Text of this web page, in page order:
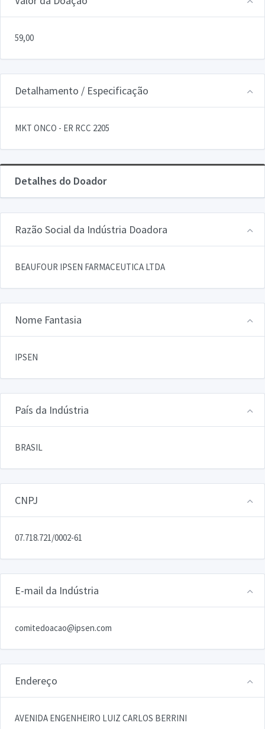
59,00
Detalhamento / Especificação
MKT ONCO - ER RCC 2205
Detalhes do Doador
Razão Social da Indústria Doadora
BEAUFOUR IPSEN FARMACEUTICA LTDA
Nome Fantasia
IPSEN
País da Indústria
BRASIL
CNPJ
07.718.721/0002-61
E-mail da Indústria
comitedoacao@ipsen.com
Endereço
AVENIDA ENGENHEIRO LUIZ CARLOS BERRINI